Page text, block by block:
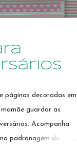
demais itens da p...
páginas decoradas em
guardar as
Acompanha
padronagem do